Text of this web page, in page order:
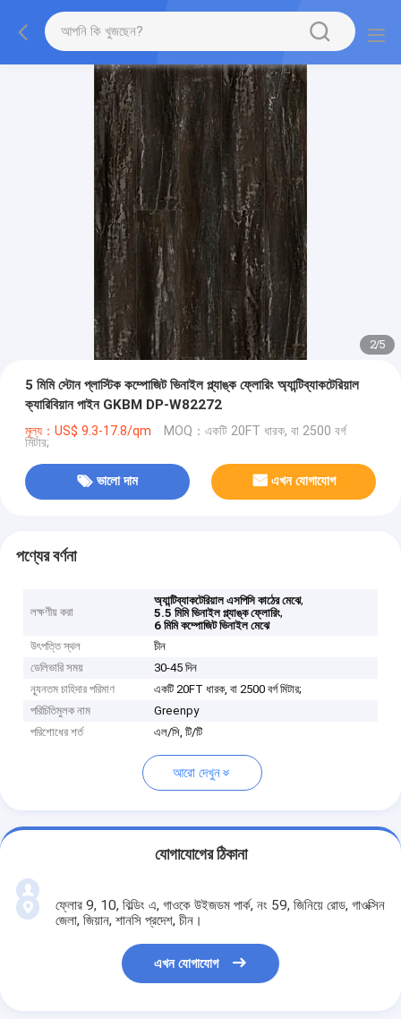
2/5
5 মিমি স্টোন প্লাস্টিক কম্পোজিট ভিনাইল প্ল্যাঙ্ক ফ্লোরিং অ্যান্টিব্যাকটেরিয়াল
ক্যারিবিয়ান পাইন GKBM DP-W82272
মূল্য：US$ 9.3-17.8/qm MOQ：একটি 20FT ধারক, বা 2500 বর্গ
মিটার;
ভালো দাম এখন যোগাযোগ
পণ্যের বর্ণনা
লক্ষণীয় করা
অ্যান্টিব্যাকটেরিয়াল এসপিসি কাঠের মেঝে,
5.5 মিমি ভিনাইল প্ল্যাঙ্ক ফ্লোরিং,
6 মিমি কম্পোজিট ভিনাইল মেঝে
উৎপত্তি স্থল
চীন
ডেলিভারি সময়
30-45 দিন
ন্যূনতম চাহিদার পরিমাণ
একটি 20FT ধারক, বা 2500 বর্গ মিটার;
পরিচিতিমুলক নাম
Greenpy
পরিশোধের শর্ত
এল/সি, টি/টি
আরো দেখুন
যোগাযোগের ঠিকানা
ফ্লোর 9, 10, বিল্ডিং এ, গাওকে উইজডম পার্ক, নং 59, জিনিয়ে রোড, গাওক্সিন
জেলা, জিয়ান, শানসি প্রদেশ, চীন।
এখন যোগাযোগ